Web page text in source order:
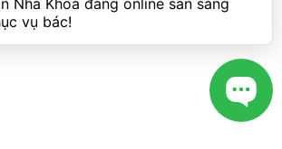
Nha Khoa đang online sẳn sàng
vụ bác!